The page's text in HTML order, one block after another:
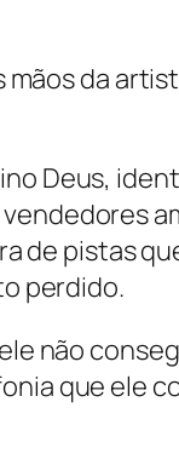
da
Deus,
de pistas
perdido.
não
que ele